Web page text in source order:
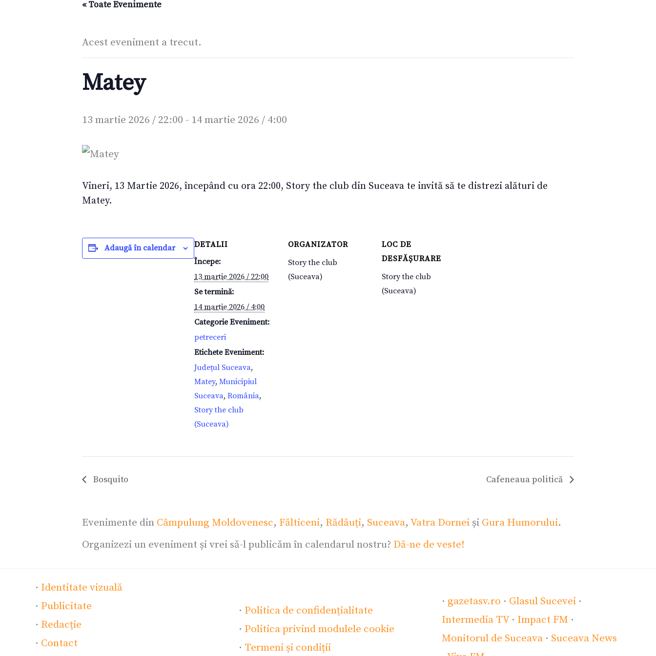
« Toate Evenimente
Acest eveniment a trecut.
Matey
13 martie 2026 / 22:00 - 14 martie 2026 / 4:00
Vineri, 13 Martie 2026, începând cu ora 22:00, Story the club din Suceava te invită să te distrezi alături de
Matey.
Adaugă în calendar
DETALII
Începe:
13 martie 2026 / 22:00
Se termină:
14 martie 2026 / 4:00
Categorie Eveniment:
petreceri
Etichete Eveniment:
Județul Suceava,
Matey, Municipiul
Suceava, România,
Story the club
(Suceava)
ORGANIZATOR
Story the club
(Suceava)
LOC DE
DESFĂȘURARE
Story the club
(Suceava)
Bosquito Cafeneaua politică
Evenimente din Câmpulung Moldovenesc, Fălticeni, Rădăuți, Suceava, Vatra Dornei și Gura Humorului.
Organizezi un eveniment și vrei să-l publicăm în calendarul nostru? Dă-ne de veste!
· Identitate vizuală
· Publicitate
· Redacție
· Contact
· Politica de confidențialitate
· Politica privind modulele cookie
· Termeni și condiții
· gazetasv.ro · Glasul Sucevei ·
Intermedia TV· Impact FM ·
Monitorul de Suceava · Suceava News